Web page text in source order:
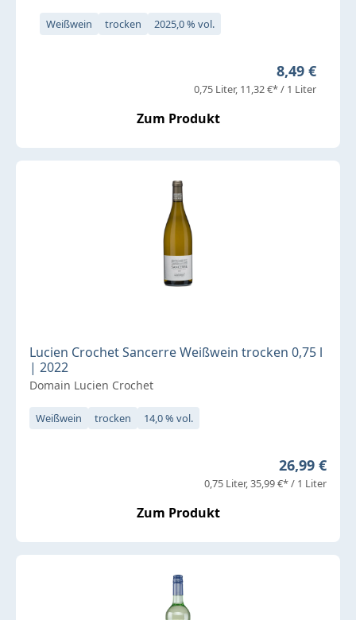
Weißwein trocken 2025,0 % vol.
Regulärer
8,49 €
0,75 Liter 11,32 €* / 1 Liter
Zum Produkt
Lucien Crochet Sancerre Weißwein trocken 0,75 l
| 2022
Domain Lucien Crochet
Weißwein trocken 14,0 % vol.
Regulärer
26,99 €
0,75 Liter 35,99 €* / 1 Liter
Zum Produkt